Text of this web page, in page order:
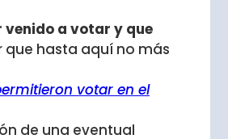
venido a votar y que
que hasta aquí no más
votar en el
de una eventual